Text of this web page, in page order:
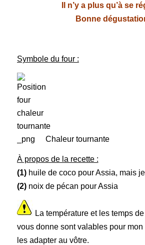
Il n’y a plus qu’à se
Bonne
Symbole du four :
Chaleur tournante
À propos de la recette :
(1)huile de coco pour Assia, mais
(2)noix de pécan pour Assia
La température et les temps
vous donne sont valables pour mon
les adapter au vôtre.